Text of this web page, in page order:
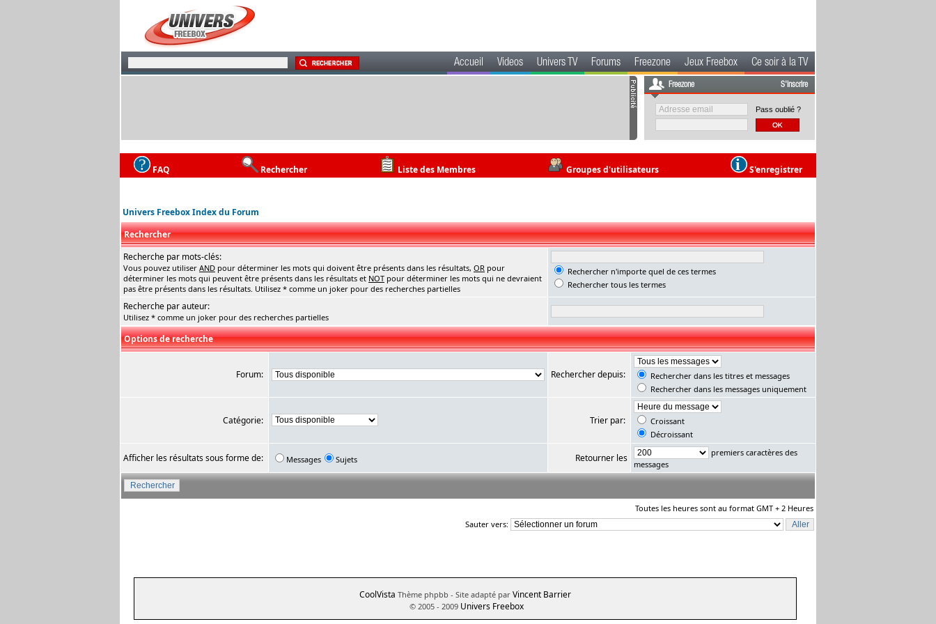
Accueil Videos Univers TV Forums Freezone Jeux Freebox Ce soir à la TV
Freezone S'inscrire
Pass oublié ?
FAQ Rechercher Liste des Membres Groupes d'utilisateurs S'enregistrer
Univers Freebox Index du Forum
Rechercher
Recherche par mots-clés:
Vous pouvez utiliser AND pour déterminer les mots qui doivent être présents dans les résultats, OR pour
déterminer les mots qui peuvent être présents dans les résultats et NOT pour déterminer les mots qui ne devraient
pas être présents dans les résultats. Utilisez * comme un joker pour des recherches partielles
Rechercher n'importe quel de ces termes
Rechercher tous les termes
Recherche par auteur:
Utilisez * comme un joker pour des recherches partielles
Options de recherche
Forum: Rechercher depuis:
Rechercher dans les titres et messages
Rechercher dans les messages uniquement
Catégorie: Trier par:
Croissant
Décroissant
Afficher les résultats sous forme de: Messages Sujets Retourner les
premiers caractères des
messages
Toutes les heures sont au format GMT + 2 Heures
Sauter vers:
CoolVista Thème phpbb - Site adapté par Vincent Barrier
© 2005 - 2009 Univers Freebox